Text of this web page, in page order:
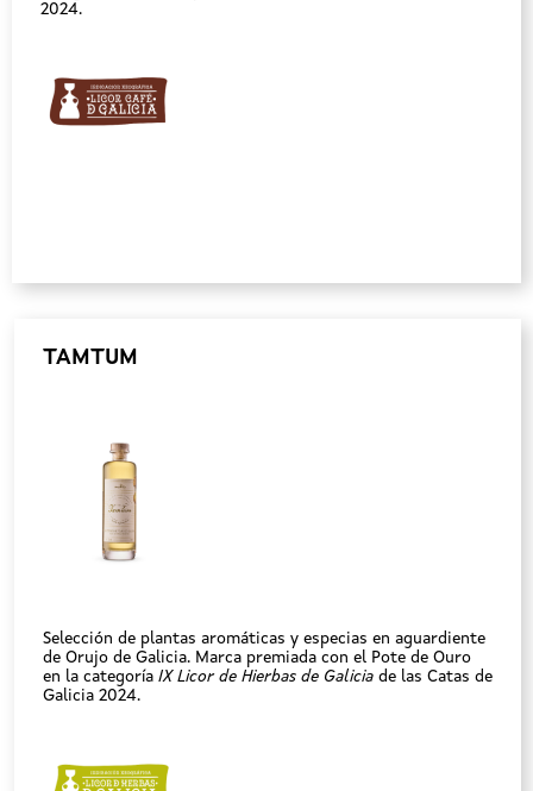
2024.
TAMTUM
Selección de plantas aromáticas y especias en aguardiente
de Orujo de Galicia. Marca premiada con el Pote de Ouro
en la categoría IX Licor de Hierbas de Galicia de las Catas de
Galicia 2024.